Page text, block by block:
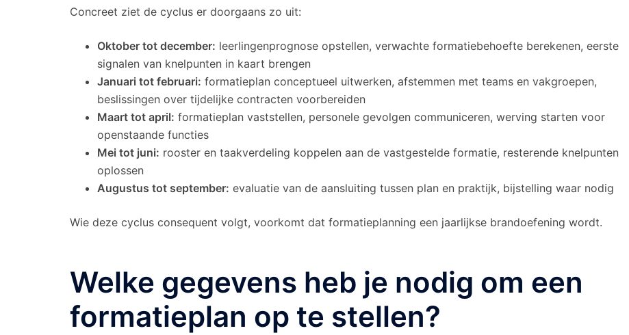
Concreet ziet de cyclus er doorgaans zo uit:
Oktober tot december: leerlingenprognose opstellen, verwachte formatiebehoefte berekenen, eerste
signalen van knelpunten in kaart brengen
Januari tot februari: formatieplan conceptueel uitwerken, afstemmen met teams en vakgroepen,
beslissingen over tijdelijke contracten voorbereiden
Maart tot april: formatieplan vaststellen, personele gevolgen communiceren, werving starten voor
openstaande functies
Mei tot juni: rooster en taakverdeling koppelen aan de vastgestelde formatie, resterende knelpunten
oplossen
Augustus tot september: evaluatie van de aansluiting tussen plan en praktijk, bijstelling waar nodig
Wie deze cyclus consequent volgt, voorkomt dat formatieplanning een jaarlijkse brandoefening wordt.
Welke gegevens heb je nodig om een
formatieplan op te stellen?